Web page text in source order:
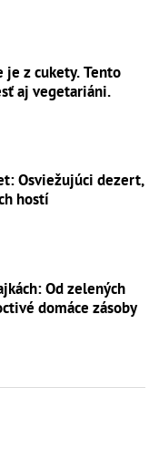
je z cukety. Tento
aj vegetariáni.
Osviežujúci dezert,
hostí
Od zelených
domáce zásoby